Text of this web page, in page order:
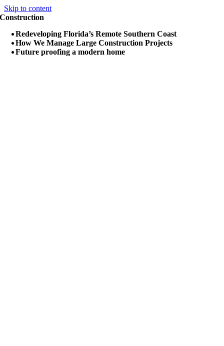
Skip to content
Construction
Redeveloping Florida’s Remote Southern Coast
How We Manage Large Construction Projects
Future proofing a modern home